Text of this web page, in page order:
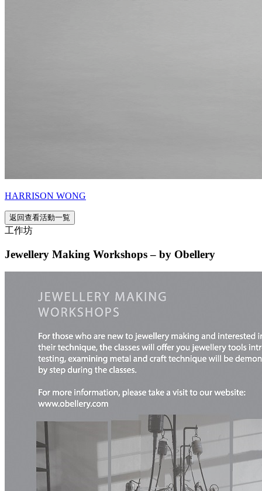
HARRISON WONG
返回查看活動一覧
工作坊
Jewellery Making Workshops – by Obellery